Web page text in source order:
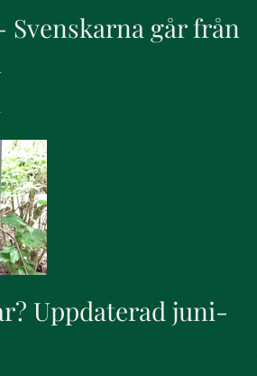
Svenskarna går från
Uppdaterad juni-